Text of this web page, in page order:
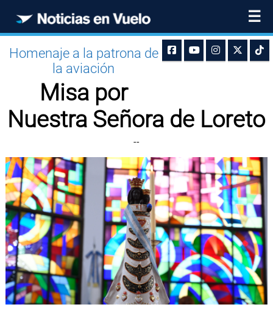
☰
Homenaje a la patrona de
la aviación
Misa por
Nuestra Señora de Loreto
--